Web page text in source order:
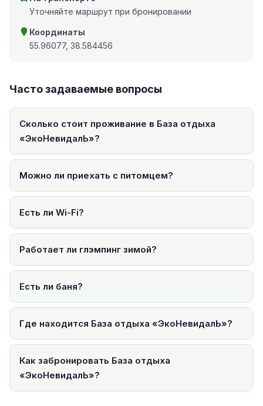
Уточняйте маршрут при бронировании
Координаты
55.96077, 38.584456
Часто задаваемые вопросы
Сколько стоит проживание в База отдыха
«ЭкоНевидалЬ»?
Можно ли приехать с питомцем?
Есть ли Wi-Fi?
Работает ли глэмпинг зимой?
Есть ли баня?
Где находится База отдыха «ЭкоНевидалЬ»?
Как забронировать База отдыха
«ЭкоНевидалЬ»?